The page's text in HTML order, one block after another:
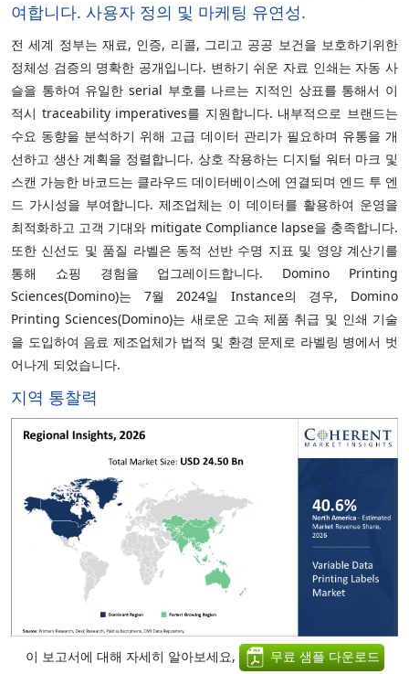
여합니다. 사용자 정의 및 마케팅 유연성.
전 세계 정부는 재료, 인증, 리콜, 그리고 공공 보건을 보호하기위한
정체성 검증의 명확한 공개입니다. 변하기 쉬운 자료 인쇄는 자동 사
슬을 통하여 유일한 serial 부호를 나르는 지적인 상표를 통해서 이
적시 traceability imperatives를 지원합니다. 내부적으로 브랜드는
수요 동향을 분석하기 위해 고급 데이터 관리가 필요하며 유통을 개
선하고 생산 계획을 정렬합니다. 상호 작용하는 디지털 워터 마크 및
스캔 가능한 바코드는 클라우드 데이터베이스에 연결되며 엔드 투 엔
드 가시성을 부여합니다. 제조업체는 이 데이터를 활용하여 운영을
최적화하고 고객 기대와 mitigate Compliance lapse을 충족합니다.
또한 신선도 및 품질 라벨은 동적 선반 수명 지표 및 영양 계산기를
통해 쇼핑 경험을 업그레이드합니다. Domino Printing
Sciences(Domino)는 7월 2024일 Instance의 경우, Domino
Printing Sciences(Domino)는 새로운 고속 제품 취급 및 인쇄 기술
을 도입하여 음료 제조업체가 법적 및 환경 문제로 라벨링 병에서 벗
어나게 되었습니다.
지역 통찰력
이 보고서에 대해 자세히 알아보세요, 무료 샘플 다운로드